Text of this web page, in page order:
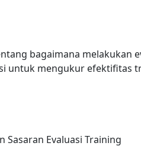
bagaimana melakukan
untuk mengukur efektifitas
Sasaran Evaluasi Training